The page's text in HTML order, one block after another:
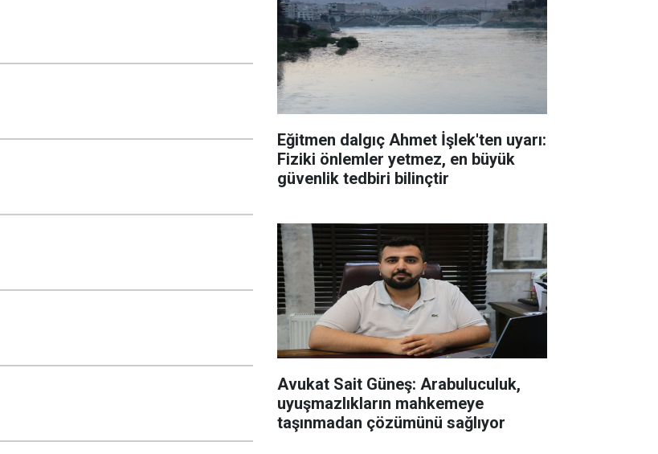
Eğitmen dalgıç Ahmet İşlek'ten uyarı:
Fiziki önlemler yetmez, en büyük
güvenlik tedbiri bilinçtir
Avukat Sait Güneş: Arabuluculuk,
uyuşmazlıkların mahkemeye
taşınmadan çözümünü sağlıyor